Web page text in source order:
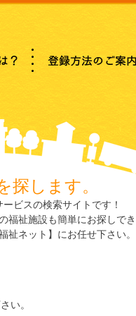
探します。
ビスの検索サイトです！
福祉施設も簡単にお探しで
祉ネット】にお任せ下さい。
い。